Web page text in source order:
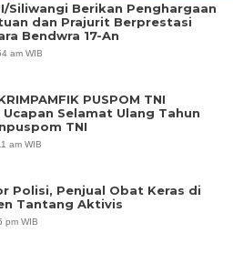
Siliwangi Berikan Penghargaan
dan Prajurit Berprestasi
Bendwra 17-An
am WIB
PUSPOM TNI
Selamat Ulang Tahun
TNI
am WIB
Polisi, Penjual Obat Keras di
Tantang Aktivis
pm WIB